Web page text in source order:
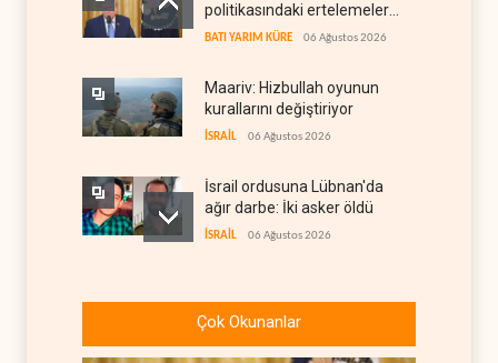
politikasındaki ertelemeler
ABD seçimlerini riske atıyor
BATI YARIM KÜRE 06 Ağustos 2026
Maariv: Hizbullah oyunun
kurallarını değiştiriyor
İSRAİL 06 Ağustos 2026
İsrail ordusuna Lübnan'da
ağır darbe: İki asker öldü
İSRAİL 06 Ağustos 2026
güneyindeki Mansuri için
tahliye çağrısı
Çok Okunanlar